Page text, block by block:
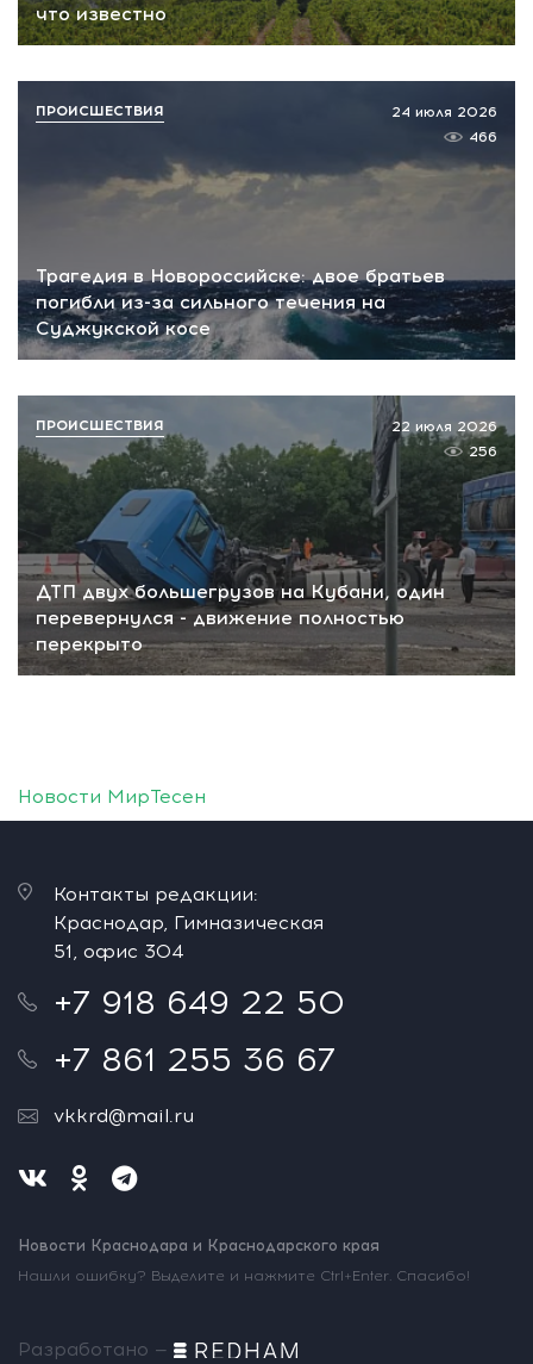
что известно
Трагедия в Новороссийске: двое братьев
погибли из-за сильного течения на
Суджукской косе
24 июля 2026
466
ПРОИСШЕСТВИЯ
ДТП двух большегрузов на Кубани, один
перевернулся - движение полностью
перекрыто
22 июля 2026
256
ПРОИСШЕСТВИЯ
Новости МирТесен
Контакты редакции:
Краснодар, Гимназическая
51, офис 304
+7 918 649 22 50
+7 861 255 36 67
vkkrd@mail.ru
Новости Краснодара и Краснодарского края
Нашли ошибку? Выделите и нажмите Ctrl+Enter. Спасибо!
Разработано —